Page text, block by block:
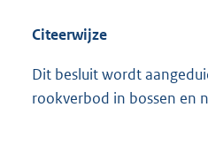
Citeerwijze
Dit besluit wordt
rookverbod in bossen en